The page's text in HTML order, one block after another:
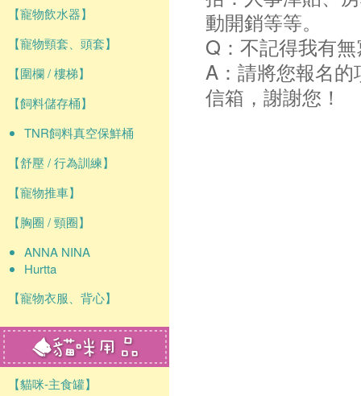
【寵物飲水器】
【寵物頸套、頭套】
【圍欄 / 樓梯】
【飼料儲存桶】
TNR飼料真空保鮮桶
【舒壓 / 行為訓練】
【寵物推車】
【胸圈 / 頸圈】
ANNA NINA
Hurtta
【寵物衣服、背心】
【貓咪-主食罐】
動開銷等等。
Q：不記得我有
A：請將您報名
信箱，謝謝您！